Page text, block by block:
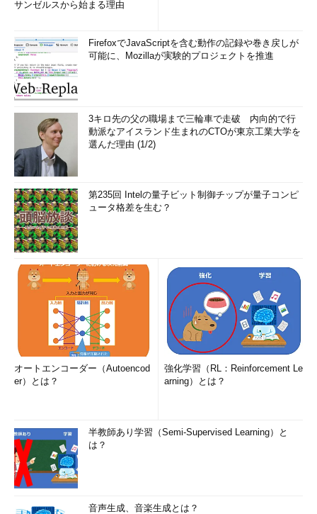
サンゼルスから始まる理由
FirefoxでJavaScriptを含む動作の記録や巻き戻しが
可能に、Mozillaが実験的プロジェクトを推進
3キロ先の父の職場まで三輪車で走破 内向的で行
動派なアイスランド生まれのCTOが東京工業大学を
選んだ理由 (1/2)
第235回 Intelの量子ビット制御チップが量子コンピ
ュータ格差を生む？
オートエンコーダー（Autoencod
er）とは？
強化学習（RL：Reinforcement Le
arning）とは？
半教師あり学習（Semi-Supervised Learning）と
は？
音声生成、音楽生成とは？